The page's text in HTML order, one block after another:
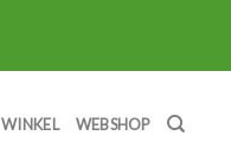
WINKEL WEBSHOP